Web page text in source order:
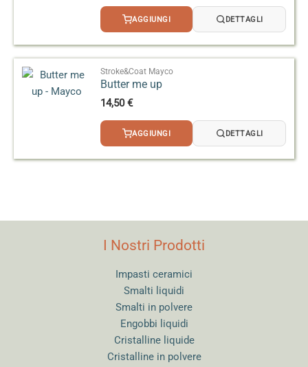
AGGIUNGI DETTAGLI
Stroke&Coat Mayco
Butter me up
14,50€
AGGIUNGI DETTAGLI
I Nostri Prodotti
Impasti ceramici
Smalti liquidi
Smalti in polvere
Engobbi liquidi
Cristalline liquide
Cristalline in polvere